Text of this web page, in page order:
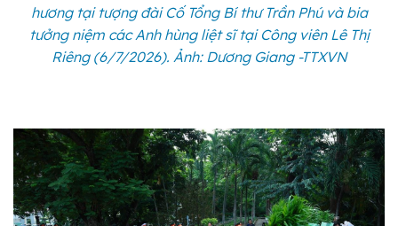
hương tại tượng đài Cố Tổng Bí thư Trần Phú và bia
tưởng niệm các Anh hùng liệt sĩ tại Công viên Lê Thị
Riêng (6/7/2026). Ảnh: Dương Giang -TTXVN